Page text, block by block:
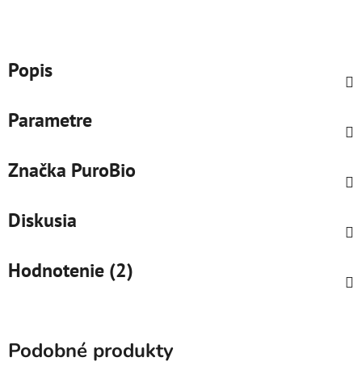
Popis
Parametre
Značka PuroBio
Diskusia
Hodnotenie (2)
Podobné produkty